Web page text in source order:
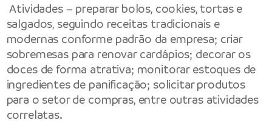
Atividades – preparar bolos, cookies, tortas e
salgados, seguindo receitas tradicionais e
modernas conforme padrão da empresa; criar
sobremesas para renovar cardápios; decorar os
doces de forma atrativa; monitorar estoques de
ingredientes de panificação; solicitar produtos
para o setor de compras, entre outras atividades
correlatas.